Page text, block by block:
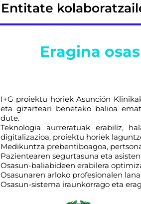
Entitate
Eragina
I+G proiektu horiek Asunción
eta gizarteari benetako balioa
dute.
Teknologia aurreratuak erabiliz,
digitalizazioa, proiektu horiek
Medikuntza prebentiboagoa,
Pazientearen segurtasuna eta
Osasun-baliabideen erabilera
Osasunaren arloko profesionalen
Osasun-sistema iraunkorrago eta